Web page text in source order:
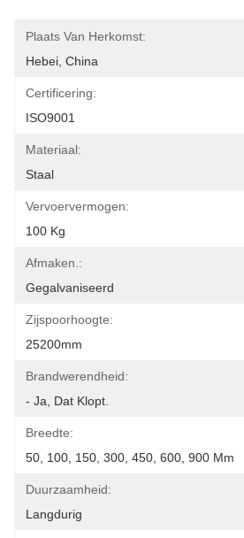
Plaats Van Herkomst:
Hebei, China
Certificering:
ISO9001
Materiaal:
Staal
Vervoervermogen:
100 Kg
Afmaken.:
Gegalvaniseerd
Zijspoorhoogte:
25200mm
Brandwerendheid:
- Ja, Dat Klopt.
Breedte:
50, 100, 150, 300, 450, 600, 900 Mm
Duurzaamheid:
Langdurig